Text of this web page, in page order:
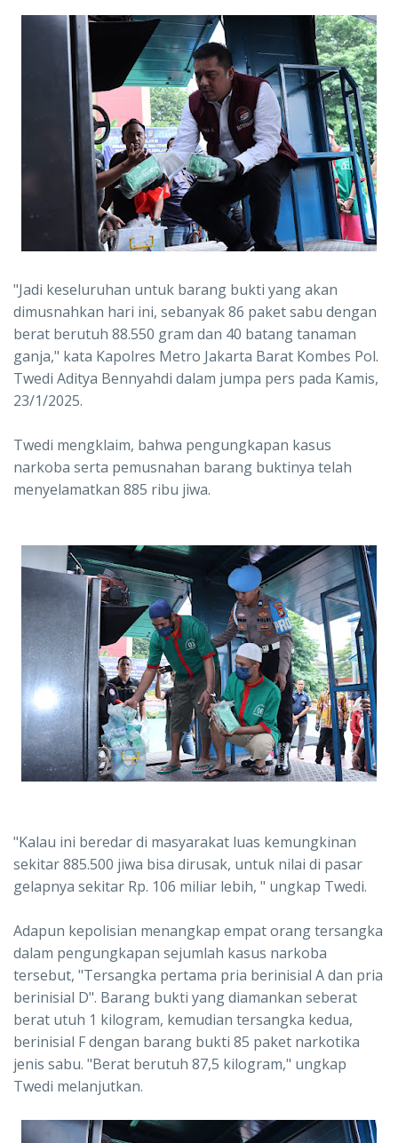
"Jadi keseluruhan untuk barang bukti yang akan
dimusnahkan hari ini, sebanyak 86 paket sabu dengan
berat berutuh 88.550 gram dan 40 batang tanaman
ganja," kata Kapolres Metro Jakarta Barat Kombes Pol.
Twedi Aditya Bennyahdi dalam jumpa pers pada Kamis,
23/1/2025.
Twedi mengklaim, bahwa pengungkapan kasus
narkoba serta pemusnahan barang buktinya telah
menyelamatkan 885 ribu jiwa.
"Kalau ini beredar di masyarakat luas kemungkinan
sekitar 885.500 jiwa bisa dirusak, untuk nilai di pasar
gelapnya sekitar Rp. 106 miliar lebih, " ungkap Twedi.
Adapun kepolisian menangkap empat orang tersangka
dalam pengungkapan sejumlah kasus narkoba
tersebut, "Tersangka pertama pria berinisial A dan pria
berinisial D". Barang bukti yang diamankan seberat
berat utuh 1 kilogram, kemudian tersangka kedua,
berinisial F dengan barang bukti 85 paket narkotika
jenis sabu. "Berat berutuh 87,5 kilogram," ungkap
Twedi melanjutkan.